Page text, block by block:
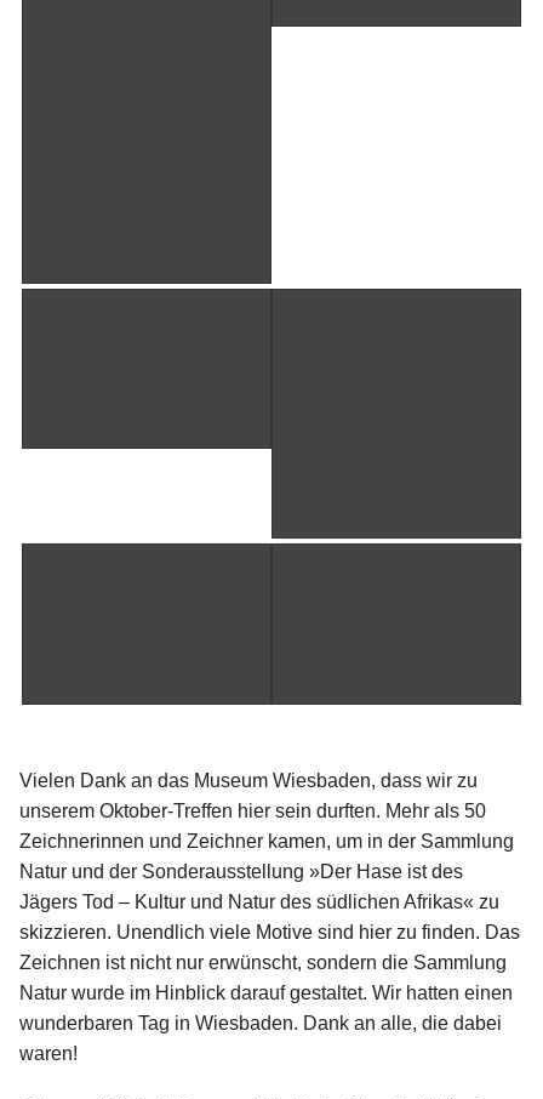
Vielen Dank an das Museum Wiesbaden, dass wir zu
unserem Oktober-Treffen hier sein durften. Mehr als 50
Zeichnerinnen und Zeichner kamen, um in der Sammlung
Natur und der Sonderausstellung »Der Hase ist des
Jägers Tod – Kultur und Natur des südlichen Afrikas« zu
skizzieren. Unendlich viele Motive sind hier zu finden. Das
Zeichnen ist nicht nur erwünscht, sondern die Sammlung
Natur wurde im Hinblick darauf gestaltet. Wir hatten einen
wunderbaren Tag in Wiesbaden. Dank an alle, die dabei
waren!